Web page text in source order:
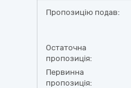
Пропозицію подав:
Остаточна
пропозиція:
Первинна
пропозиція: